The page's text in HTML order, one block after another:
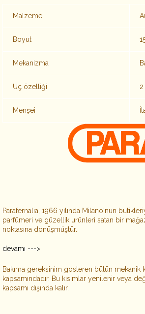
Malzeme
Boyut
Mekanizma
Uç özelliği
Menşei
Parafernalia, 1966 yılında Milano'nun
parfümeri ve güzellik ürünleri satan bir
noktasına dönüşmüştür.
devamı --->
Bakıma gereksinim gösteren bütün mekanik
kapsamındadır. Bu kısımlar yenilenir veya
kapsamı dışında kalır.